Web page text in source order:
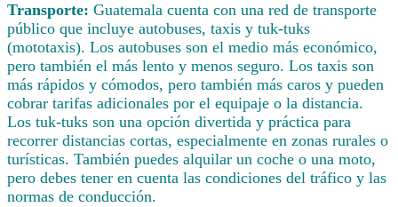
Transporte: Guatemala cuenta con una red de transporte
público que incluye autobuses, taxis y tuk-tuks
(mototaxis). Los autobuses son el medio más económico,
pero también el más lento y menos seguro. Los taxis son
más rápidos y cómodos, pero también más caros y pueden
cobrar tarifas adicionales por el equipaje o la distancia.
Los tuk-tuks son una opción divertida y práctica para
recorrer distancias cortas, especialmente en zonas rurales o
turísticas. También puedes alquilar un coche o una moto,
pero debes tener en cuenta las condiciones del tráfico y las
normas de conducción.